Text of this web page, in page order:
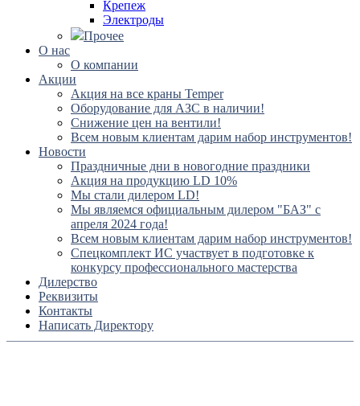
Крепеж
Электроды
Прочее
О нас
О компании
Акции
Акция на все краны Temper
Оборудование для АЗС в наличии!
Снижение цен на вентили!
Всем новым клиентам дарим набор инструментов!
Новости
Праздничные дни в новогодние праздники
Акция на продукцию LD 10%
Мы стали дилером LD!
Мы являемся официальным дилером "БАЗ" с
апреля 2024 года!
Всем новым клиентам дарим набор инструментов!
Спецкомплект ИС участвует в подготовке к
конкурсу профессионального мастерства
Дилерство
Реквизиты
Контакты
Написать Директору